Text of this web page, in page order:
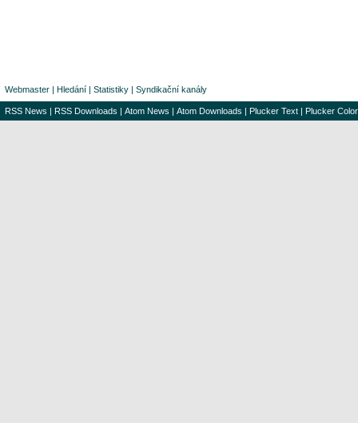
Webmaster | Hledání | Statistiky | Syndikační kanály
RSS News | RSS Downloads | Atom News | Atom Downloads | Plucker Text | Plucker Color